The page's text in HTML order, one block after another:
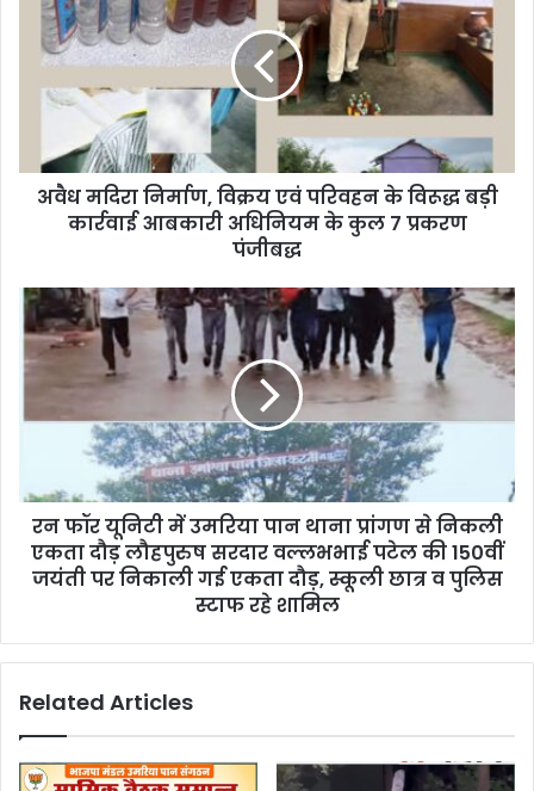
s
अवैध मदिरा निर्माण, विक्रय एवं परिवहन के विरूद्ध बड़ी
कार्रवाई आबकारी अधिनियम के कुल 7 प्रकरण
पंजीबद्ध
रन फॉर यूनिटी में उमरिया पान थाना प्रांगण से निकली
एकता दौड़ लौहपुरुष सरदार वल्लभभाई पटेल की 150वीं
जयंती पर निकाली गई एकता दौड़, स्कूली छात्र व पुलिस
स्टाफ रहे शामिल
Related Articles